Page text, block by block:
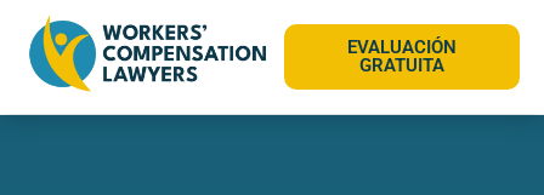
EVALUACIÓN
GRATUITA